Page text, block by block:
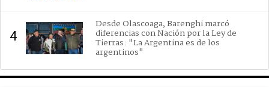
4
Desde Olascoaga, Barenghi marcó
diferencias con Nación por la Ley de
Tierras: "La Argentina es de los
argentinos"